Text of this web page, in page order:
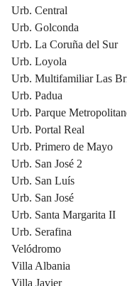
Urb. Central
Urb. Golconda
Urb. La Coruña del Sur
Urb. Loyola
Urb. Multifamiliar Las
Urb. Padua
Urb. Parque
Urb. Portal Real
Urb. Primero de Mayo
Urb. San José 2
Urb. San Luís
Urb. San José
Urb. Santa Margarita II
Urb. Serafina
Velódromo
Villa Albania
Villa Javier